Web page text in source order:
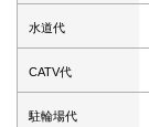
水道代
CATV代
駐輪場代